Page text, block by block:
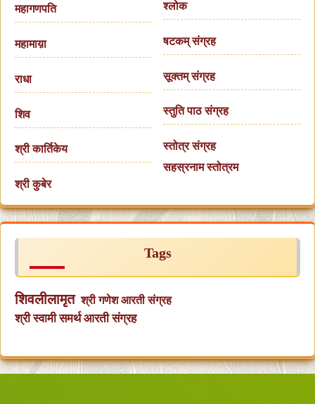
महागणपति
महामाय़ा
राधा
शिव
श्री कार्तिकेय
श्री कुबेर
श्लोक
षटकम् संग्रह
सूक्तम् संग्रह
स्तुति पाठ संग्रह
स्तोत्र संग्रह
सहस्रनाम स्तोत्रम
Tags
शिवलीलामृत श्री गणेश आरती संग्रह
श्री स्वामी समर्थ आरती संग्रह